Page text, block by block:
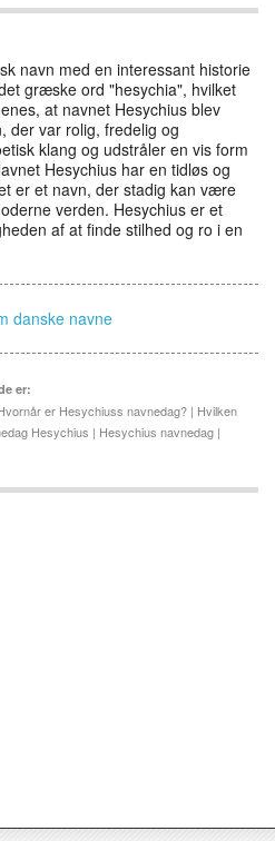
navn med en interessant historie
græske ord "hesychia", hvilket
at navnet Hesychius blev
der var rolig, fredelig og
klang og udstråler en vis form
Hesychius har en tidløs og
er et navn, der stadig kan være
verden. Hesychius er et
af at finde stilhed og ro i en
danske navne
er:
er Hesychiuss navnedag? | Hvilken
Hesychius | Hesychius navnedag |